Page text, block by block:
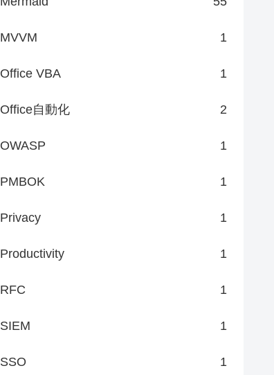
MVVM 1
Office VBA 1
Office自動化 2
OWASP 1
PMBOK 1
Privacy 1
Productivity 1
RFC 1
SIEM 1
SSO 1